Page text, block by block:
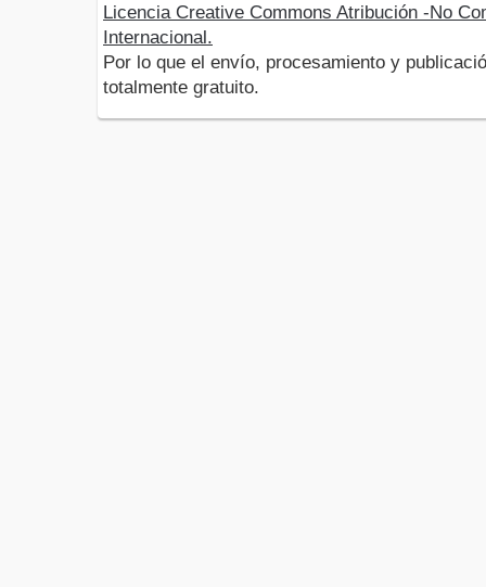
Licencia Creative Commons Atribución -No
Internacional.
Por lo que el envío, procesamiento y
totalmente gratuito.